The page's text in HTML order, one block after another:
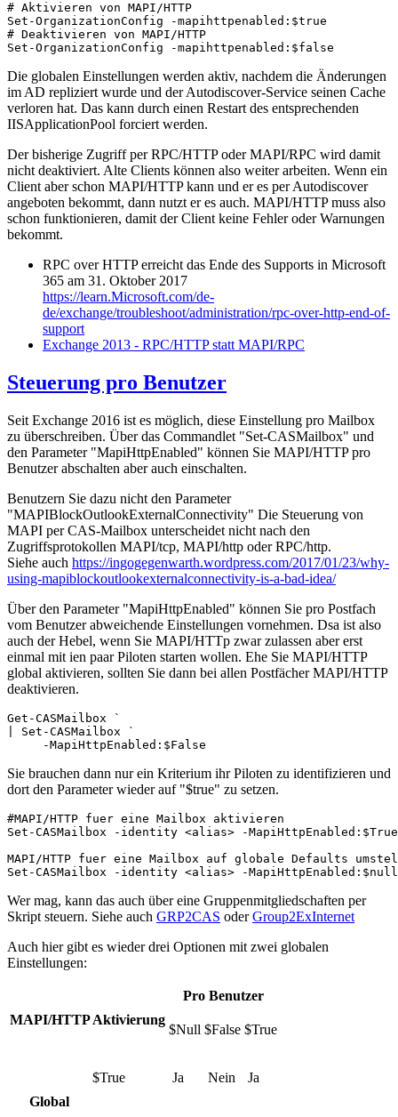
# Aktivieren von MAPI/HTTP
Set-OrganizationConfig -mapihttpenabled:$true
# Deaktivieren von MAPI/HTTP
Set-OrganizationConfig -mapihttpenabled:$false
Die globalen Einstellungen werden aktiv, nachdem die Änderungen
im AD repliziert wurde und der Autodiscover-Service seinen Cache
verloren hat. Das kann durch einen Restart des entsprechenden
IISApplicationPool forciert werden.
Der bisherige Zugriff per RPC/HTTP oder MAPI/RPC wird damit
nicht deaktiviert. Alte Clients können also weiter arbeiten. Wenn ein
Client aber schon MAPI/HTTP kann und er es per Autodiscover
angeboten bekommt, dann nutzt er es auch. MAPI/HTTP muss also
schon funktionieren, damit der Client keine Fehler oder Warnungen
bekommt.
RPC over HTTP erreicht das Ende des Supports in Microsoft
365 am 31. Oktober 2017
https://learn.Microsoft.com/de-
de/exchange/troubleshoot/administration/rpc-over-http-end-of-
support
Exchange 2013 - RPC/HTTP statt MAPI/RPC
Steuerung pro Benutzer
Seit Exchange 2016 ist es möglich, diese Einstellung pro Mailbox
zu überschreiben. Über das Commandlet "Set-CASMailbox" und
den Parameter "MapiHttpEnabled" können Sie MAPI/HTTP pro
Benutzer abschalten aber auch einschalten.
Benutzern Sie dazu nicht den Parameter
"MAPIBlockOutlookExternalConnectivity" Die Steuerung von
MAPI per CAS-Mailbox unterscheidet nicht nach den
Zugriffsprotokollen MAPI/tcp, MAPI/http oder RPC/http.
Siehe auch https://ingogegenwarth.wordpress.com/2017/01/23/why-
using-mapiblockoutlookexternalconnectivity-is-a-bad-idea/
Über den Parameter "MapiHttpEnabled" können Sie pro Postfach
vom Benutzer abweichende Einstellungen vornehmen. Dsa ist also
auch der Hebel, wenn Sie MAPI/HTTp zwar zulassen aber erst
einmal mit ien paar Piloten starten wollen. Ehe Sie MAPI/HTTP
global aktivieren, sollten Sie dann bei allen Postfächer MAPI/HTTP
deaktivieren.
Get-CASMailbox `
| Set-CASMailbox `
     -MapiHttpEnabled:$False
Sie brauchen dann nur ein Kriterium ihr Piloten zu identifizieren und
dort den Parameter wieder auf "$true" zu setzen.
#MAPI/HTTP fuer eine Mailbox aktivieren
Set-CASMailbox -identity <alias> -MapiHttpEnabled:$True
MAPI/HTTP fuer eine Mailbox auf globale Defaults
Set-CASMailbox -identity <alias> -MapiHttpEnabled:$null
Wer mag, kann das auch über eine Gruppenmitgliedschaften per
Skript steuern. Siehe auch GRP2CAS oderGroup2ExInternet
Auch hier gibt es wieder drei Optionen mit zwei globalen
Einstellungen:
MAPI/HTTP Aktivierung
Pro Benutzer
$Null $False $True
Global
$True Ja Nein Ja